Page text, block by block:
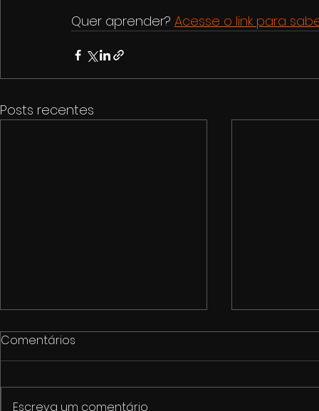
Quer aprender? Acesse o link para
Posts recentes
Comentários
Escreva um comentário